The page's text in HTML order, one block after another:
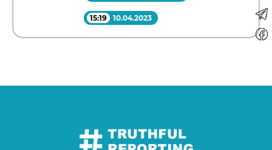
15:19 10.04.2023